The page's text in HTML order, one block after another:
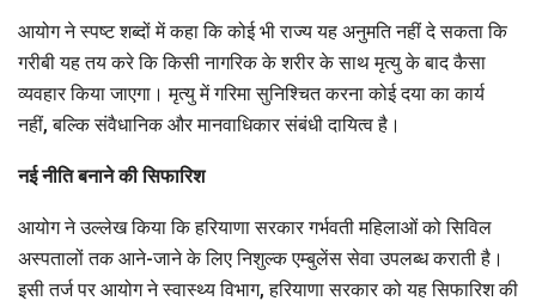
आयोग ने स्पष्ट शब्दों में कहा कि कोई भी राज्य यह अनुमति नहीं दे सकता कि
गरीबी यह तय करे कि किसी नागरिक के शरीर के साथ मृत्यु के बाद कैसा
व्यवहार किया जाएगा। मृत्यु में गरिमा सुनिश्चित करना कोई दया का कार्य
नहीं, बल्कि संवैधानिक और मानवाधिकार संबंधी दायित्व है।
नई नीति बनाने की सिफारिश
आयोग ने उल्लेख किया कि हरियाणा सरकार गर्भवती महिलाओं को सिविल
अस्पतालों तक आने-जाने के लिए निशुल्क एम्बुलेंस सेवा उपलब्ध कराती है।
इसी तर्ज पर आयोग ने स्वास्थ्य विभाग, हरियाणा सरकार को यह सिफारिश की